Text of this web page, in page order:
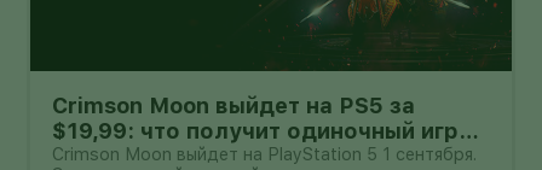
Crimson Moon выйдет на PS5 за
$19,99: что получит одиночный игрок
и пара в кооперативе
Crimson Moon выйдет на PlayStation 5 1 сентября.